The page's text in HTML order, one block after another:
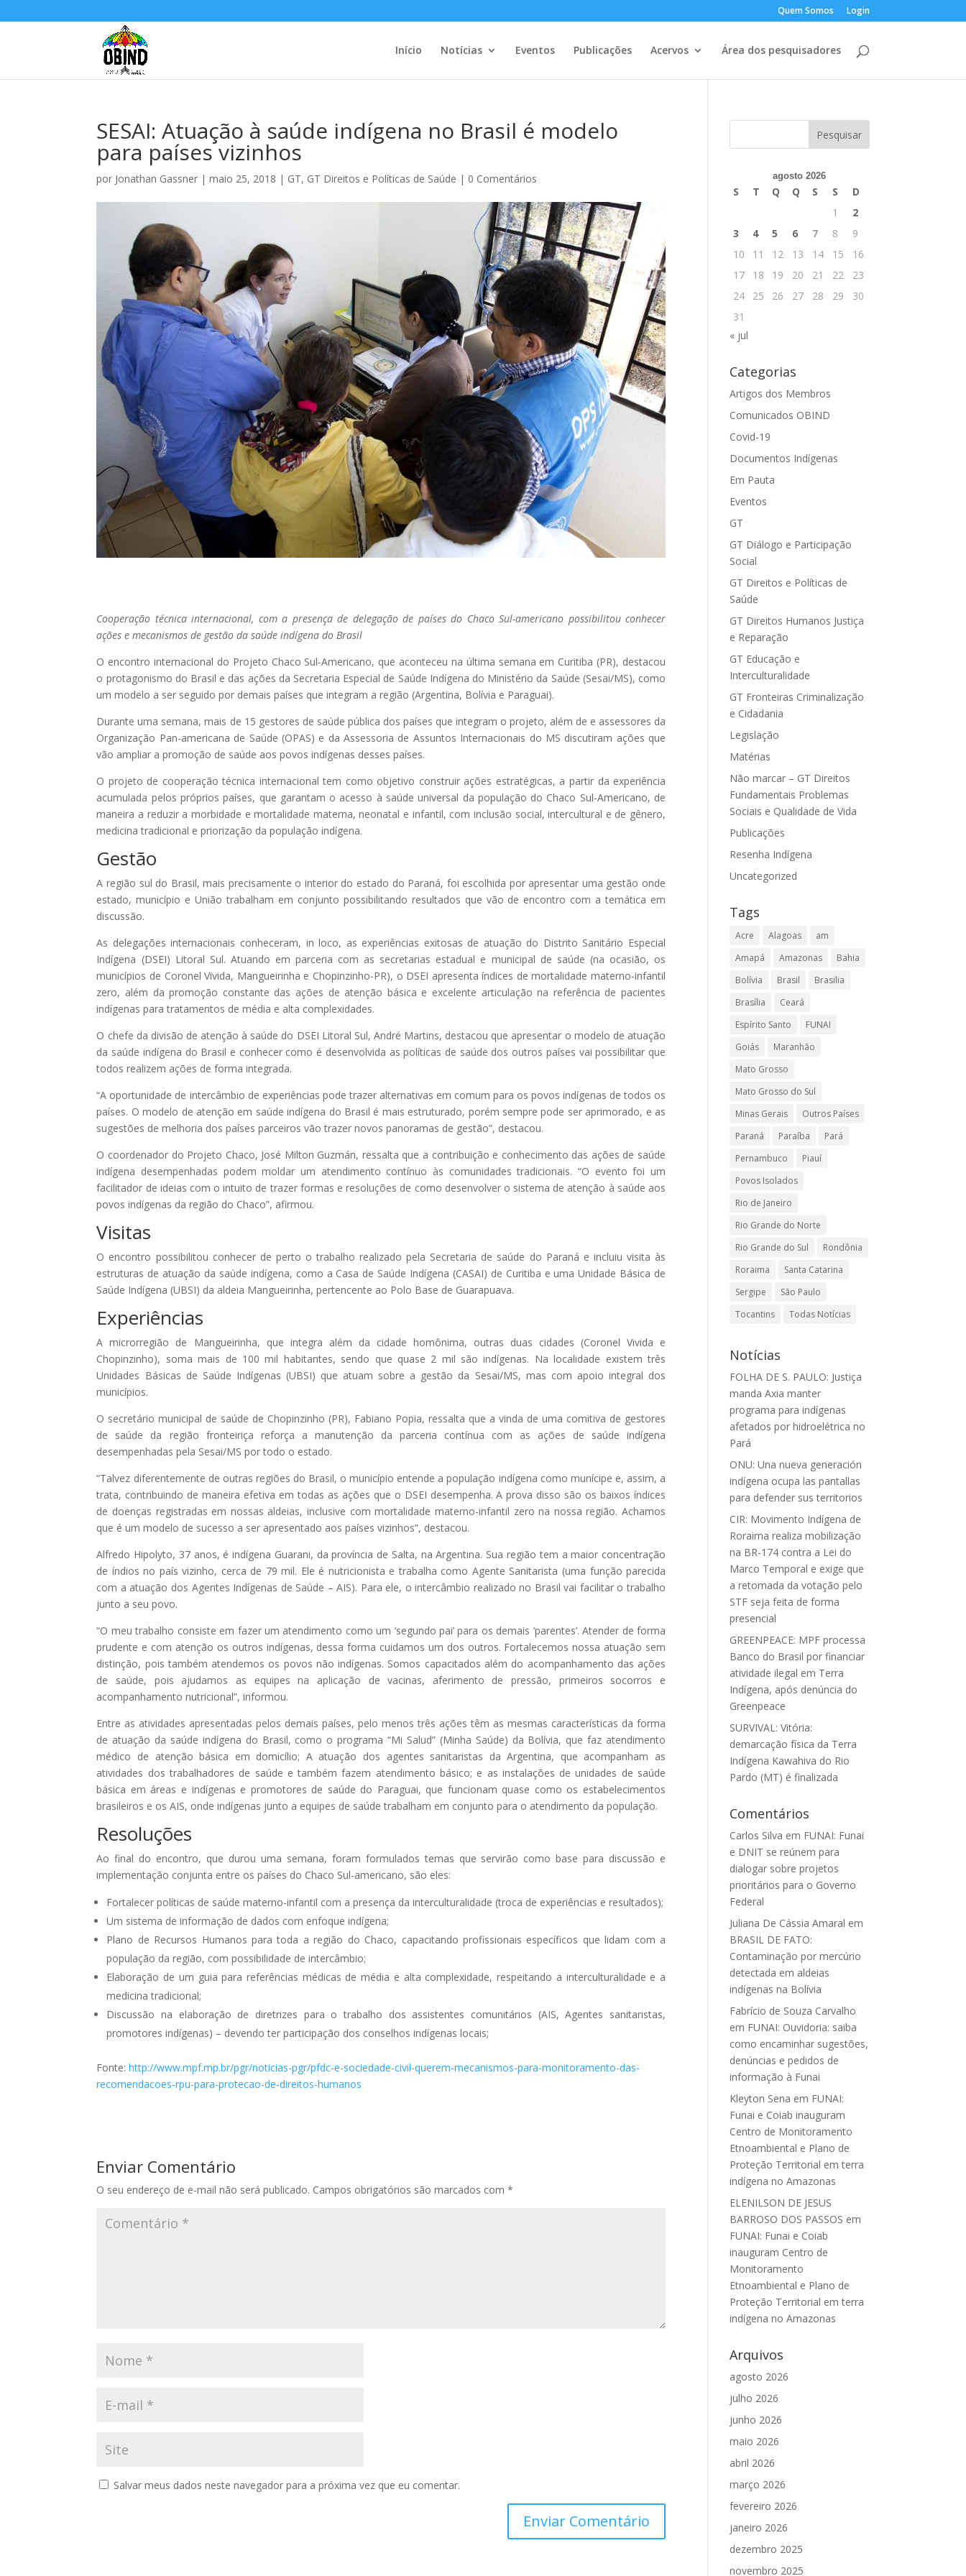
Quem Somos Login
Início Notícias Eventos Publicações Acervos Área dos pesquisadores
SESAI: Atuação à saúde indígena no Brasil é modelo
para países vizinhos
por Jonathan Gassner |maio 25, 2018 | GT, GT Direitos e Políticas de Saúde | 0 Comentários
Cooperação técnica internacional, com a presença de delegação de países do Chaco Sul-americano possibilitou conhecer
ações e mecanismos de gestão da saúde indígena do Brasil
O encontro internacional do Projeto Chaco Sul-Americano, que aconteceu na última semana em Curitiba (PR), destacou
o protagonismo do Brasil e das ações da Secretaria Especial de Saúde Indígena do Ministério da Saúde (Sesai/MS), como
um modelo a ser seguido por demais países que integram a região (Argentina, Bolívia e Paraguai).
Durante uma semana, mais de 15 gestores de saúde pública dos países que integram o projeto, além de e assessores da
Organização Pan-americana de Saúde (OPAS) e da Assessoria de Assuntos Internacionais do MS discutiram ações que
vão ampliar a promoção de saúde aos povos indígenas desses países.
O projeto de cooperação técnica internacional tem como objetivo construir ações estratégicas, a partir da experiência
acumulada pelos próprios países, que garantam o acesso à saúde universal da população do Chaco Sul-Americano, de
maneira a reduzir a morbidade e mortalidade materna, neonatal e infantil, com inclusão social, intercultural e de gênero,
medicina tradicional e priorização da população indígena.
Gestão
A região sul do Brasil, mais precisamente o interior do estado do Paraná, foi escolhida por apresentar uma gestão onde
estado, município e União trabalham em conjunto possibilitando resultados que vão de encontro com a temática em
discussão.
As delegações internacionais conheceram, in loco, as experiências exitosas de atuação do Distrito Sanitário Especial
Indígena (DSEI) Litoral Sul. Atuando em parceria com as secretarias estadual e municipal de saúde (na ocasião, os
municípios de Coronel Vivida, Mangueirinha e Chopinzinho-PR), o DSEI apresenta índices de mortalidade materno-infantil
zero, além da promoção constante das ações de atenção básica e excelente articulação na referência de pacientes
indígenas para tratamentos de média e alta complexidades.
O chefe da divisão de atenção à saúde do DSEI Litoral Sul, André Martins, destacou que apresentar o modelo de atuação
da saúde indígena do Brasil e conhecer como é desenvolvida as políticas de saúde dos outros países vai possibilitar que
todos realizem ações de forma integrada.
“A oportunidade de intercâmbio de experiências pode trazer alternativas em comum para os povos indígenas de todos os
países. O modelo de atenção em saúde indígena do Brasil é mais estruturado, porém sempre pode ser aprimorado, e as
sugestões de melhoria dos países parceiros vão trazer novos panoramas de gestão”, destacou.
O coordenador do Projeto Chaco, José Milton Guzmán, ressalta que a contribuição e conhecimento das ações de saúde
indígena desempenhadas podem moldar um atendimento contínuo às comunidades tradicionais. “O evento foi um
facilitador de ideias com o intuito de trazer formas e resoluções de como desenvolver o sistema de atenção à saúde aos
povos indígenas da região do Chaco”, afirmou.
Visitas
O encontro possibilitou conhecer de perto o trabalho realizado pela Secretaria de saúde do Paraná e incluiu visita às
estruturas de atuação da saúde indígena, como a Casa de Saúde Indígena (CASAI) de Curitiba e uma Unidade Básica de
Saúde Indígena (UBSI) da aldeia Mangueirinha, pertencente ao Polo Base de Guarapuava.
Experiências
A microrregião de Mangueirinha, que integra além da cidade homônima, outras duas cidades (Coronel Vivida e
Chopinzinho), soma mais de 100 mil habitantes, sendo que quase 2 mil são indígenas. Na localidade existem três
Unidades Básicas de Saúde Indígenas (UBSI) que atuam sobre a gestão da Sesai/MS, mas com apoio integral dos
municípios.
O secretário municipal de saúde de Chopinzinho (PR), Fabiano Popia, ressalta que a vinda de uma comitiva de gestores
de saúde da região fronteiriça reforça a manutenção da parceria contínua com as ações de saúde indígena
desempenhadas pela Sesai/MS por todo o estado.
“Talvez diferentemente de outras regiões do Brasil, o município entende a população indígena como munícipe e, assim, a
trata, contribuindo de maneira efetiva em todas as ações que o DSEI desempenha. A prova disso são os baixos índices
de doenças registradas em nossas aldeias, inclusive com mortalidade materno-infantil zero na nossa região. Achamos
que é um modelo de sucesso a ser apresentado aos países vizinhos”, destacou.
Alfredo Hipolyto, 37 anos, é indígena Guarani, da província de Salta, na Argentina. Sua região tem a maior concentração
de índios no país vizinho, cerca de 79 mil. Ele é nutricionista e trabalha como Agente Sanitarista (uma função parecida
com a atuação dos Agentes Indígenas de Saúde – AIS). Para ele, o intercâmbio realizado no Brasil vai facilitar o trabalho
junto a seu povo.
“O meu trabalho consiste em fazer um atendimento como um ‘segundo pai’ para os demais ‘parentes’. Atender de forma
prudente e com atenção os outros indígenas, dessa forma cuidamos um dos outros. Fortalecemos nossa atuação sem
distinção, pois também atendemos os povos não indígenas. Somos capacitados além do acompanhamento das ações
de saúde, pois ajudamos as equipes na aplicação de vacinas, aferimento de pressão, primeiros socorros e
acompanhamento nutricional”, informou.
Entre as atividades apresentadas pelos demais países, pelo menos três ações têm as mesmas características da forma
de atuação da saúde indígena do Brasil, como o programa “Mi Salud” (Minha Saúde) da Bolívia, que faz atendimento
médico de atenção básica em domicílio; A atuação dos agentes sanitaristas da Argentina, que acompanham as
atividades dos trabalhadores de saúde e também fazem atendimento básico; e as instalações de unidades de saúde
básica em áreas e indígenas e promotores de saúde do Paraguai, que funcionam quase como os estabelecimentos
brasileiros e os AIS, onde indígenas junto a equipes de saúde trabalham em conjunto para o atendimento da população.
Resoluções
Ao final do encontro, que durou uma semana, foram formulados temas que servirão como base para discussão e
implementação conjunta entre os países do Chaco Sul-americano, são eles:
Fortalecer políticas de saúde materno-infantil com a presença da interculturalidade (troca de experiências e resultados);
Um sistema de informação de dados com enfoque indígena;
Plano de Recursos Humanos para toda a região do Chaco, capacitando profissionais específicos que lidam com a
população da região, com possibilidade de intercâmbio;
Elaboração de um guia para referências médicas de média e alta complexidade, respeitando a interculturalidade e a
medicina tradicional;
Discussão na elaboração de diretrizes para o trabalho dos assistentes comunitários (AIS, Agentes sanitaristas,
promotores indígenas) – devendo ter participação dos conselhos indígenas locais;
Fonte:http://www.mpf.mp.br/pgr/noticias-pgr/pfdc-e-sociedade-civil-querem-mecanismos-para-monitoramento-das-
recomendacoes-rpu-para-protecao-de-direitos-humanos
Enviar Comentário
O seu endereço de e-mail não será publicado. Campos obrigatórios são marcados com*
Salvar meus dados neste navegador para a próxima vez que eu comentar.
agosto 2026
S T Q Q S S
D
1
2
3
4 5 6 7 8
9
10
11 12 13 14 15
16
17
18 19 20 21 22
23
24
25 26 27 28 29
30
31
« jul
Categorias
Artigos dos Membros
Comunicados OBIND
Covid-19
Documentos Indígenas
Em Pauta
Eventos
GT
GT Diálogo e Participação
Social
GT Direitos e Políticas de
Saúde
GT Direitos Humanos Justiça
e Reparação
GT Educação e
Interculturalidade
GT Fronteiras Criminalização
e Cidadania
Legislação
Matérias
Não marcar – GT Direitos
Fundamentais Problemas
Sociais e Qualidade de Vida
Publicações
Resenha Indígena
Uncategorized
Tags
Acre Alagoas
am
Amapá
Amazonas
Bahia
Bolívia
Brasil
Brasilia
Brasília
Ceará
Espírito Santo
FUNAI
Goiás
Maranhão
Mato Grosso
Mato Grosso do Sul
Minas Gerais
Outros Países
Paraná
Paraíba
Pará
Pernambuco
Piauí
Povos Isolados
Rio de Janeiro
Rio Grande do Norte
Rio Grande do Sul
Rondônia
Roraima
Santa Catarina
Sergipe
São Paulo
Tocantins
Todas Notícias
Notícias
FOLHA DE S. PAULO: Justiça
manda Axia manter
programa para indígenas
afetados por hidroelétrica no
Pará
ONU: Una nueva generación
indígena ocupa las pantallas
para defender sus territorios
CIR: Movimento Indígena de
Roraima realiza mobilização
na BR-174 contra a Lei do
Marco Temporal e exige que
a retomada da votação pelo
STF seja feita de forma
presencial
GREENPEACE: MPF processa
Banco do Brasil por financiar
atividade ilegal em Terra
Indígena, após denúncia do
Greenpeace
SURVIVAL: Vitória:
demarcação física da Terra
Indígena Kawahiva do Rio
Pardo (MT) é finalizada
Comentários
Carlos Silva em FUNAI: Funai
e DNIT se reúnem para
dialogar sobre projetos
prioritários para o Governo
Federal
Juliana De Cássia Amaral em
BRASIL DE FATO:
Contaminação por mercúrio
detectada em aldeias
indígenas na Bolívia
Fabrício de Souza Carvalho
em FUNAI: Ouvidoria: saiba
como encaminhar sugestões,
denúncias e pedidos de
informação à Funai
Kleyton Sena em FUNAI:
Funai e Coiab inauguram
Centro de Monitoramento
Etnoambiental e Plano de
Proteção Territorial em terra
indígena no Amazonas
ELENILSON DE JESUS
BARROSO DOS PASSOS em
FUNAI: Funai e Coiab
inauguram Centro de
Monitoramento
Etnoambiental e Plano de
Proteção Territorial em terra
indígena no Amazonas
Arquivos
agosto 2026
julho 2026
junho 2026
maio 2026
abril 2026
março 2026
fevereiro 2026
janeiro 2026
dezembro 2025
novembro 2025